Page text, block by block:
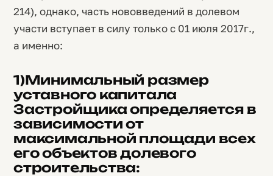
214), однако, часть нововведений в долевом
участи вступает в силу только с 01 июля 2017г.,
а именно:
1)Минимальный размер
уставного капитала
Застройщика определяется в
зависимости от
максимальной площади всех
его объектов долевого
строительства: